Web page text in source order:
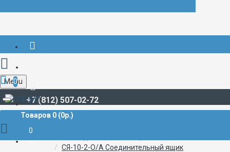
+7 (812) 507-02-72
Menu
0
Товаров 0 (0р.)
0
СУДОВАЯ ЭЛЕКТРИКА И АВТОМАТИКА
СЯ-10-2-О/А Соединительный ящик